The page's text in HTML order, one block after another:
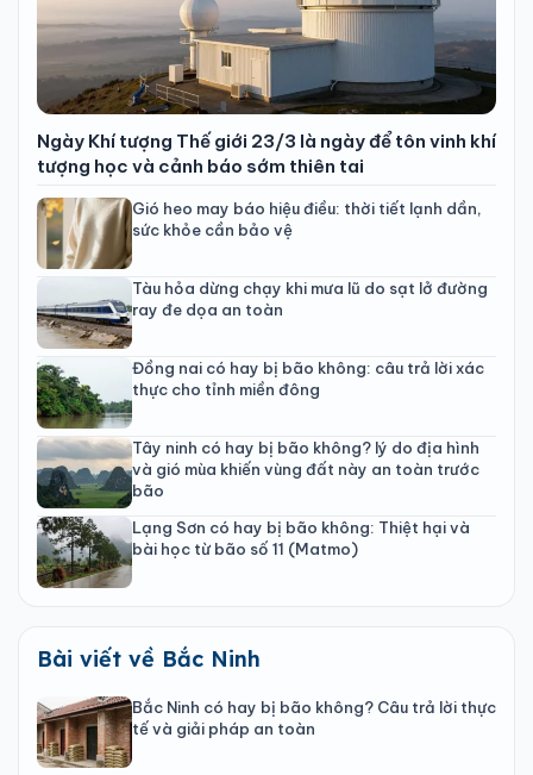
Ngày Khí tượng Thế giới 23/3 là ngày để tôn vinh khí
tượng học và cảnh báo sớm thiên tai
Gió heo may báo hiệu điều: thời tiết lạnh dần,
sức khỏe cần bảo vệ
Tàu hỏa dừng chạy khi mưa lũ do sạt lở đường
ray đe dọa an toàn
Đồng nai có hay bị bão không: câu trả lời xác
thực cho tỉnh miền đông
Tây ninh có hay bị bão không? lý do địa hình
và gió mùa khiến vùng đất này an toàn trước
bão
Lạng Sơn có hay bị bão không: Thiệt hại và
bài học từ bão số 11 (Matmo)
Bài viết về Bắc Ninh
Bắc Ninh có hay bị bão không? Câu trả lời thực
tế và giải pháp an toàn